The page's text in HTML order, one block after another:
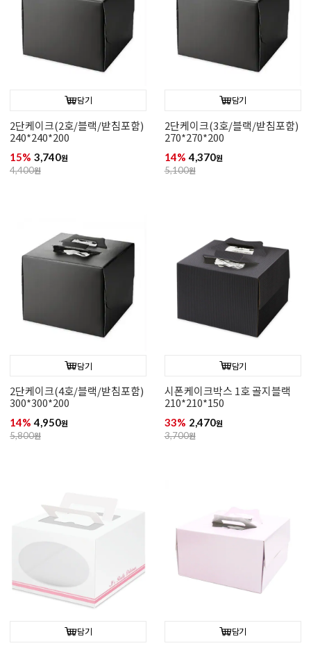
담기
2단케이크(2호/블랙/받침포함)
240*240*200
15% 3,740원
4,400원
담기
2단케이크(3호/블랙/받침포함)
270*270*200
14% 4,370원
5,100원
담기
2단케이크(4호/블랙/받침포함)
300*300*200
14% 4,950원
5,800원
담기
시폰케이크박스 1호 골지블랙
210*210*150
33% 2,470원
3,700원
담기 담기